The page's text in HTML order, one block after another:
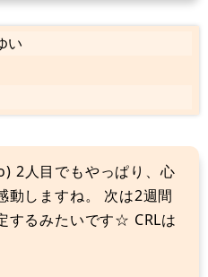
い
2人目でもやっぱり、心
動しますね。 次は2週間
するみたいです☆ CRLは